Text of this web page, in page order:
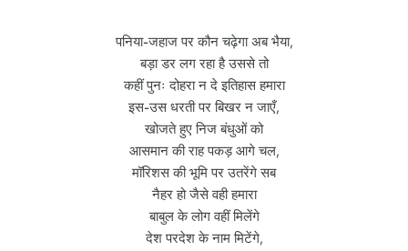
पनिया-जहाज पर कौन चढ़ेगा अब भैया,
बड़ा डर लग रहा है उससे तो
कहीं पुनः दोहरा न दे इतिहास हमारा
इस-उस धरती पर बिखर न जाएँ,
खोजते हुए निज बंधुओं को
आसमान की राह पकड़ आगे चल,
मॉरिशस की भूमि पर उतरेंगे सब
नैहर हो जैसे वही हमारा
बाबुल के लोग वहीं मिलेंगे
देश परदेश के नाम मिटेंगे,